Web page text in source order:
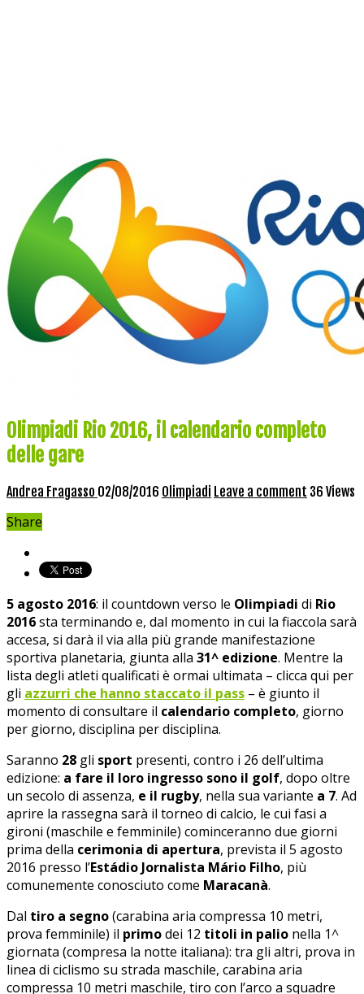
Olimpiadi Rio 2016, il calendario completo
delle gare
Andrea Fragasso 02/08/2016 Olimpiadi Leave a comment 36 Views
Share
5 agosto 2016: il countdown verso le Olimpiadi di Rio
2016sta terminando e, dal momento in cui la fiaccola sarà
accesa, si darà il via alla più grande manifestazione
sportiva planetaria, giunta alla 31^ edizione. Mentre la
lista degli atleti qualificati è ormai ultimata – clicca qui per
gli azzurri che hanno staccato il pass – è giunto il
momento di consultare il calendario completo, giorno
per giorno, disciplina per disciplina.
Saranno 28 gli sport presenti, contro i 26 dell’ultima
edizione: a fare il loro ingresso sono il golf, dopo oltre
un secolo di assenza, e il rugby, nella sua variante a 7. Ad
aprire la rassegna sarà il torneo di calcio, le cui fasi a
gironi (maschile e femminile) cominceranno due giorni
prima della cerimonia di apertura, prevista il 5 agosto
2016 presso l’Estádio Jornalista Mário Filho, più
comunemente conosciuto come Maracanà.
Dal tiro a segno(carabina aria compressa 10 metri,
prova femminile) il primodei 12 titoli in palio nella 1^
giornata (compresa la notte italiana): tra gli altri, prova in
linea di ciclismo su strada maschile, carabina aria
compressa 10 metri maschile, tiro con l’arco a squadre